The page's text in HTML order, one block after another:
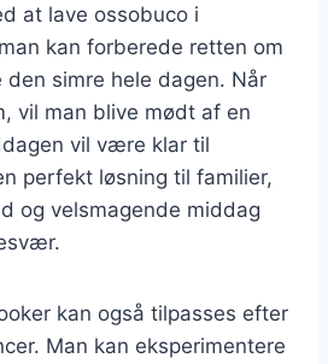
at lave ossobuco i
kan forberede retten om
den simre hele dagen. Når
vil man blive mødt af en
vil være klar til
perfekt løsning til familier,
og velsmagende middag
kan også tilpasses efter
Man kan eksperimentere